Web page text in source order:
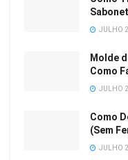
JULHO
Molde
Como
JULHO
Como
(Sem
JULHO